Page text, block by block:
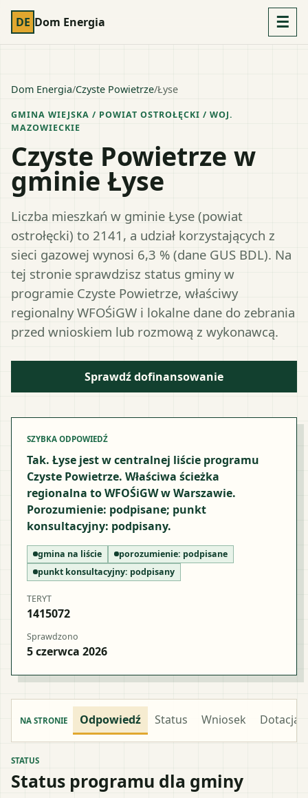
DE Dom Energia ☰
Dom Energia/Czyste Powietrze/Łyse
GMINA WIEJSKA / POWIAT OSTROŁĘCKI / WOJ.
MAZOWIECKIE
Czyste Powietrze w
gminie Łyse
Liczba mieszkań w gminie Łyse (powiat
ostrołęcki) to 2141, a udział korzystających z
sieci gazowej wynosi 6,3 % (dane GUS BDL). Na
tej stronie sprawdzisz status gminy w
programie Czyste Powietrze, właściwy
regionalny WFOŚiGW i lokalne dane do zebrania
przed wnioskiem lub rozmową z wykonawcą.
Sprawdź dofinansowanie
SZYBKA ODPOWIEDŹ
Tak. Łyse jest w centralnej liście programu
Czyste Powietrze. Właściwa ścieżka
regionalna to WFOŚiGW w Warszawie.
Porozumienie: podpisane; punkt
konsultacyjny: podpisany.
gmina na liście porozumienie: podpisane
punkt konsultacyjny: podpisany
TERYT
1415072
Sprawdzono
5 czerwca 2026
NA STRONIE Odpowiedź Status Wniosek Dotacja
STATUS
Status programu dla gminy